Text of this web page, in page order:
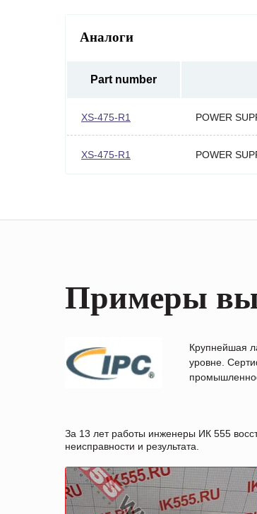
Аналоги
Part number
XS-475-R1 POWER
XS-475-R1 POWER
Примеры
Крупнейшая
уровне.
За 13 лет работы инженеры ИК 555
неисправности и результата.